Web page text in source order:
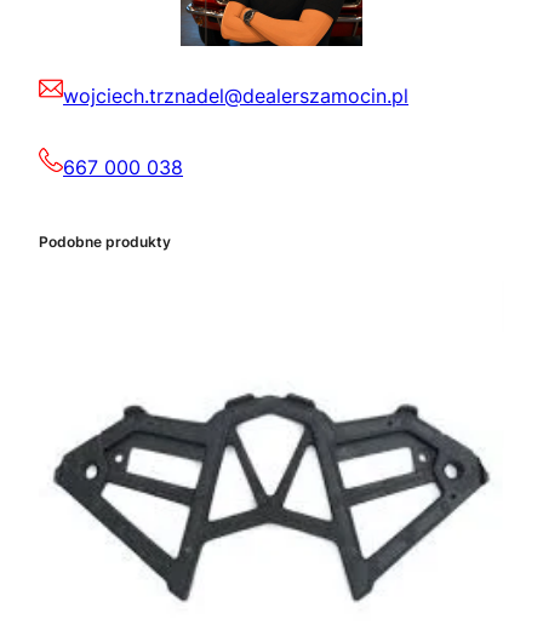
wojciech.trznadel@dealerszamocin.pl
667 000 038
Podobne produkty